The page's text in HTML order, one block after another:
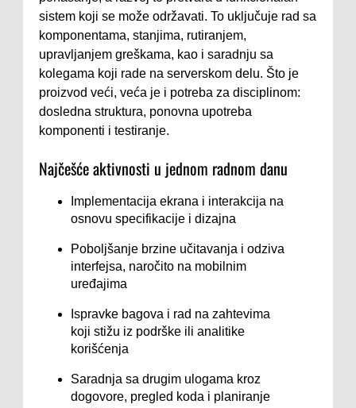
sistem koji se može održavati. To uključuje rad sa
komponentama, stanjima, rutiranjem,
upravljanjem greškama, kao i saradnju sa
kolegama koji rade na serverskom delu. Što je
proizvod veći, veća je i potreba za disciplinom:
dosledna struktura, ponovna upotreba
komponenti i testiranje.
Najčešće aktivnosti u jednom radnom danu
Implementacija ekrana i interakcija na
osnovu specifikacije i dizajna
Poboljšanje brzine učitavanja i odziva
interfejsa, naročito na mobilnim
uređajima
Ispravke bagova i rad na zahtevima
koji stižu iz podrške ili analitike
korišćenja
Saradnja sa drugim ulogama kroz
dogovore, pregled koda i planiranje